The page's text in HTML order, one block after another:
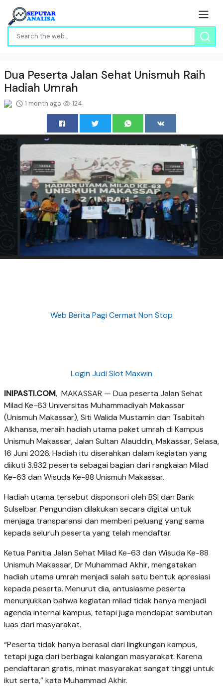
Dua Peserta Jalan Sehat Unismuh Raih
Hadiah Umrah
1 month ago 124
Web Berita Pagi Cermat Non Stop
Login Judi Slot Maxwin
INIPASTI.COM, MAKASSAR — Dua peserta Jalan Sehat
Milad Ke-63 Universitas Muhammadiyah Makassar
(Unismuh Makassar), Siti Walida Mustamin dan Tsabitah
Alkhansa, meraih hadiah utama paket umrah di Kampus
Unismuh Makassar, Jalan Sultan Alauddin, Makassar, Selasa,
16 Juni 2026. Hadiah itu diserahkan dalam kegiatan yang
diikuti 3.832 peserta sebagai bagian dari rangkaian Milad
Ke-63 dan Wisuda Ke-88 Unismuh Makassar.
Hadiah utama tersebut disponsori oleh BSI dan Bank
Sulselbar. Pengundian dilakukan secara digital untuk
menjaga transparansi dan memberi peluang yang sama
kepada seluruh peserta yang telah mendaftar.
Ketua Panitia Jalan Sehat Milad Ke-63 dan Wisuda Ke-88
Unismuh Makassar, Dr Muhammad Akhir, mengatakan
hadiah utama umrah menjadi salah satu bentuk apresiasi
kepada peserta. Menurut dia, antusiasme peserta
menunjukkan bahwa kegiatan milad tidak hanya menjadi
agenda internal kampus, tetapi juga mendapat sambutan
luas dari masyarakat.
“Peserta tidak hanya berasal dari lingkungan kampus,
tetapi juga dari berbagai kalangan masyarakat. Karena
pendaftaran gratis, minat masyarakat sangat tinggi untuk
ikut serta,” kata Muhammad Akhir.